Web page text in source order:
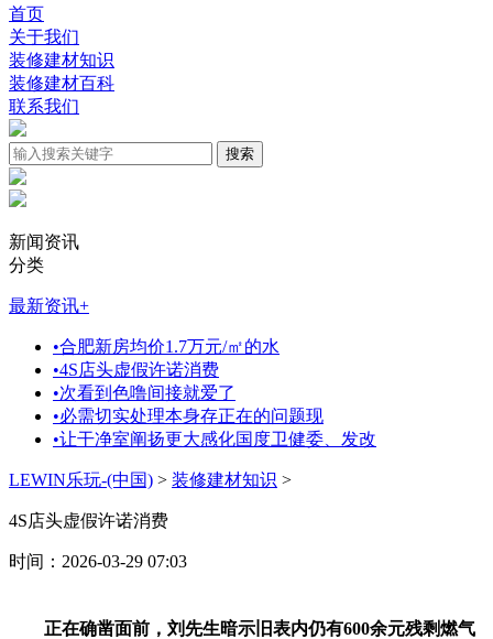
首页
关于我们
装修建材知识
装修建材百科
联系我们
新闻资讯
分类
最新资讯+
•合肥新房均价1.7万元/㎡的水
•4S店头虚假许诺消费
•次看到色噜间接就爱了
•必需切实处理本身存正在的问题现
•让干净室阐扬更大感化国度卫健委、发改
LEWIN乐玩-(中国) > 装修建材知识 >
4S店头虚假许诺消费
时间：2026-03-29 07:03
正在确凿面前，刘先生暗示旧表内仍有600余元残剩燃气